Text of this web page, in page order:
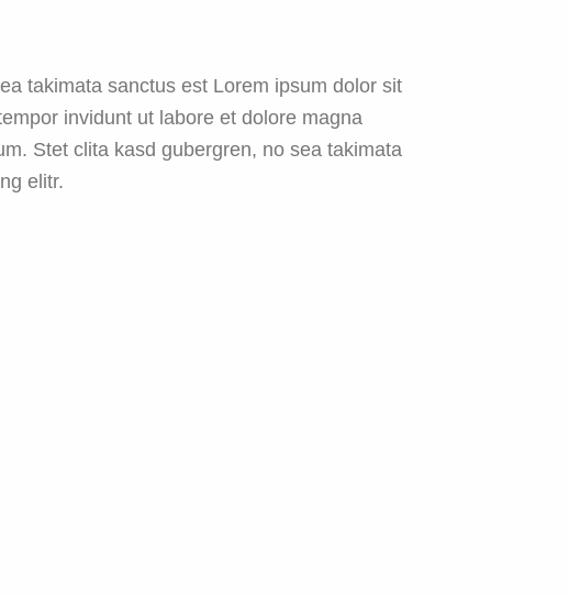
takimata sanctus est Lorem ipsum dolor sit
invidunt ut labore et dolore magna
Stet clita kasd gubergren, no sea takimata
elitr.